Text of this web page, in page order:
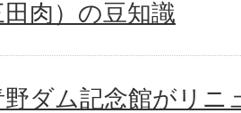
肉）の豆知識
野ダム記念館がリ